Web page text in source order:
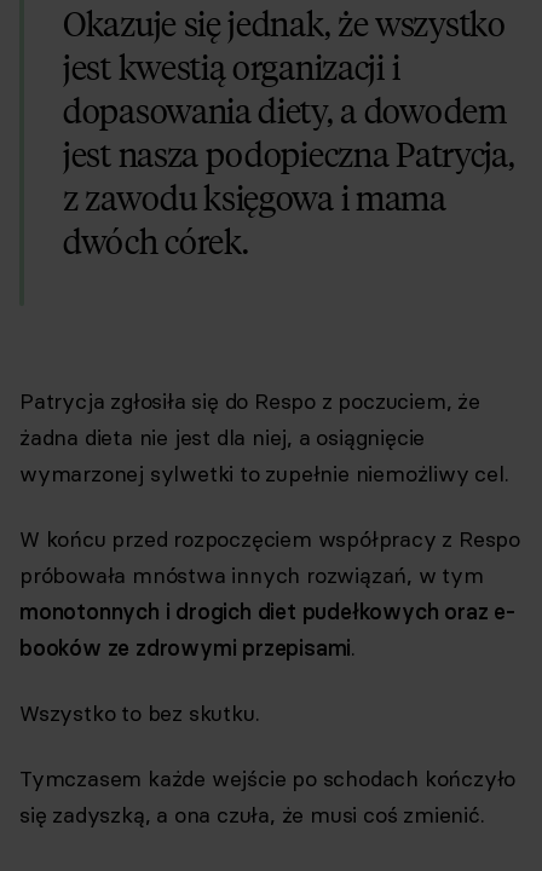
Okazuje się jednak, że wszystko
jest kwestią organizacji i
dopasowania diety, a dowodem
jest nasza podopieczna Patrycja,
z zawodu księgowa i mama
dwóch córek.
Patrycja zgłosiła się do Respo z poczuciem, że
żadna dieta nie jest dla niej, a osiągnięcie
wymarzonej sylwetki to zupełnie niemożliwy cel.
W końcu przed rozpoczęciem współpracy z Respo
próbowała mnóstwa innych rozwiązań, w tym
monotonnych i drogich diet pudełkowych oraz e-
booków ze zdrowymi przepisami.
Wszystko to bez skutku.
Tymczasem każde wejście po schodach kończyło
się zadyszką, a ona czuła, że musi coś zmienić.